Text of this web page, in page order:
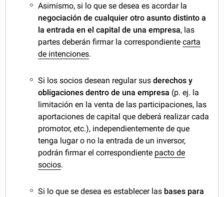
Asimismo, si lo que se desea es acordar la
negociación de cualquier otro asunto distinto a
la entrada en el capital de una empresa, las
partes deberán firmar la correspondientecarta
de intenciones.
Si los socios desean regular susderechos y
obligaciones dentro de una empresa (p. ej. la
limitación en la venta de las participaciones, las
aportaciones de capital que deberá realizar cada
promotor, etc.), independientemente de que
tenga lugar o no la entrada de un inversor,
podrán firmar el correspondiente pacto de
socios.
Si lo que se desea es establecer las bases para